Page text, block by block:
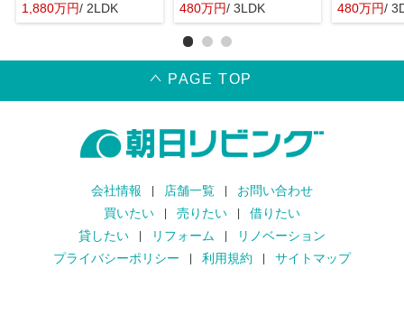
1,880万円/ 2LDK
480万円/ 3LDK
480万円/
PAGE TOP
会社情報 店舗一覧
お問い合わせ
買いたい
売りたい
借りたい
貸したい
リフォーム
リノベーション
プライバシーポリシー
利用規約 サイトマップ